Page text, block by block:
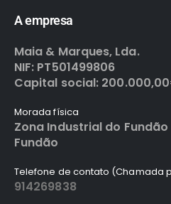
A empresa
Maia & Marques, Lda.
NIF: PT501499806
Capital social:
Morada física
Zona Industrial do Fundão
Fundão
Telefone de contato (Chamada
914269838